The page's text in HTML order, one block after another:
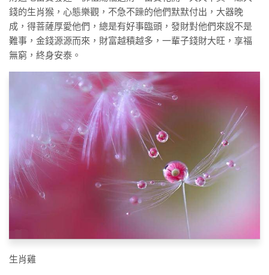
錢的生肖猴，心態樂觀，不急不躁的他們默默付出，大器晚
成，得菩薩厚愛他們，總是有好事臨頭，發財對他們來說不是
難事，金錢源源而來，財富越積越多，一輩子錢財大旺，享福
無窮，終身安泰。
生肖雞